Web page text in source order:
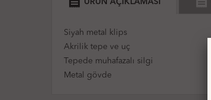
ÜRÜN AÇIKLAMASI
Siyah metal klips
Akrilik tepe ve uç
Tepede muhafazalı silgi
Metal gövde